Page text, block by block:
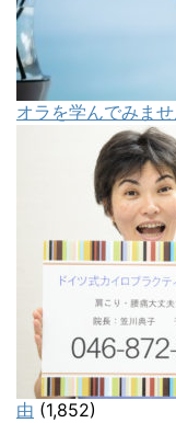
オラを学んでみま
由 (1,852)